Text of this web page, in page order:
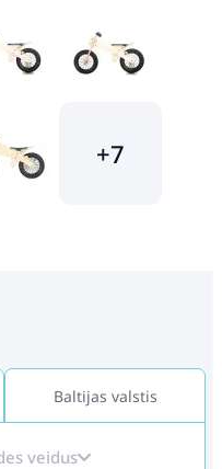
+7
Baltijas valstis
veidus